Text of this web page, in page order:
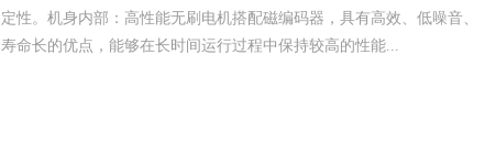
定性。机身内部：高性能无刷电机搭配磁编码器，具有高效、低噪音、
寿命长的优点，能够在长时间运行过程中保持较高的性能...